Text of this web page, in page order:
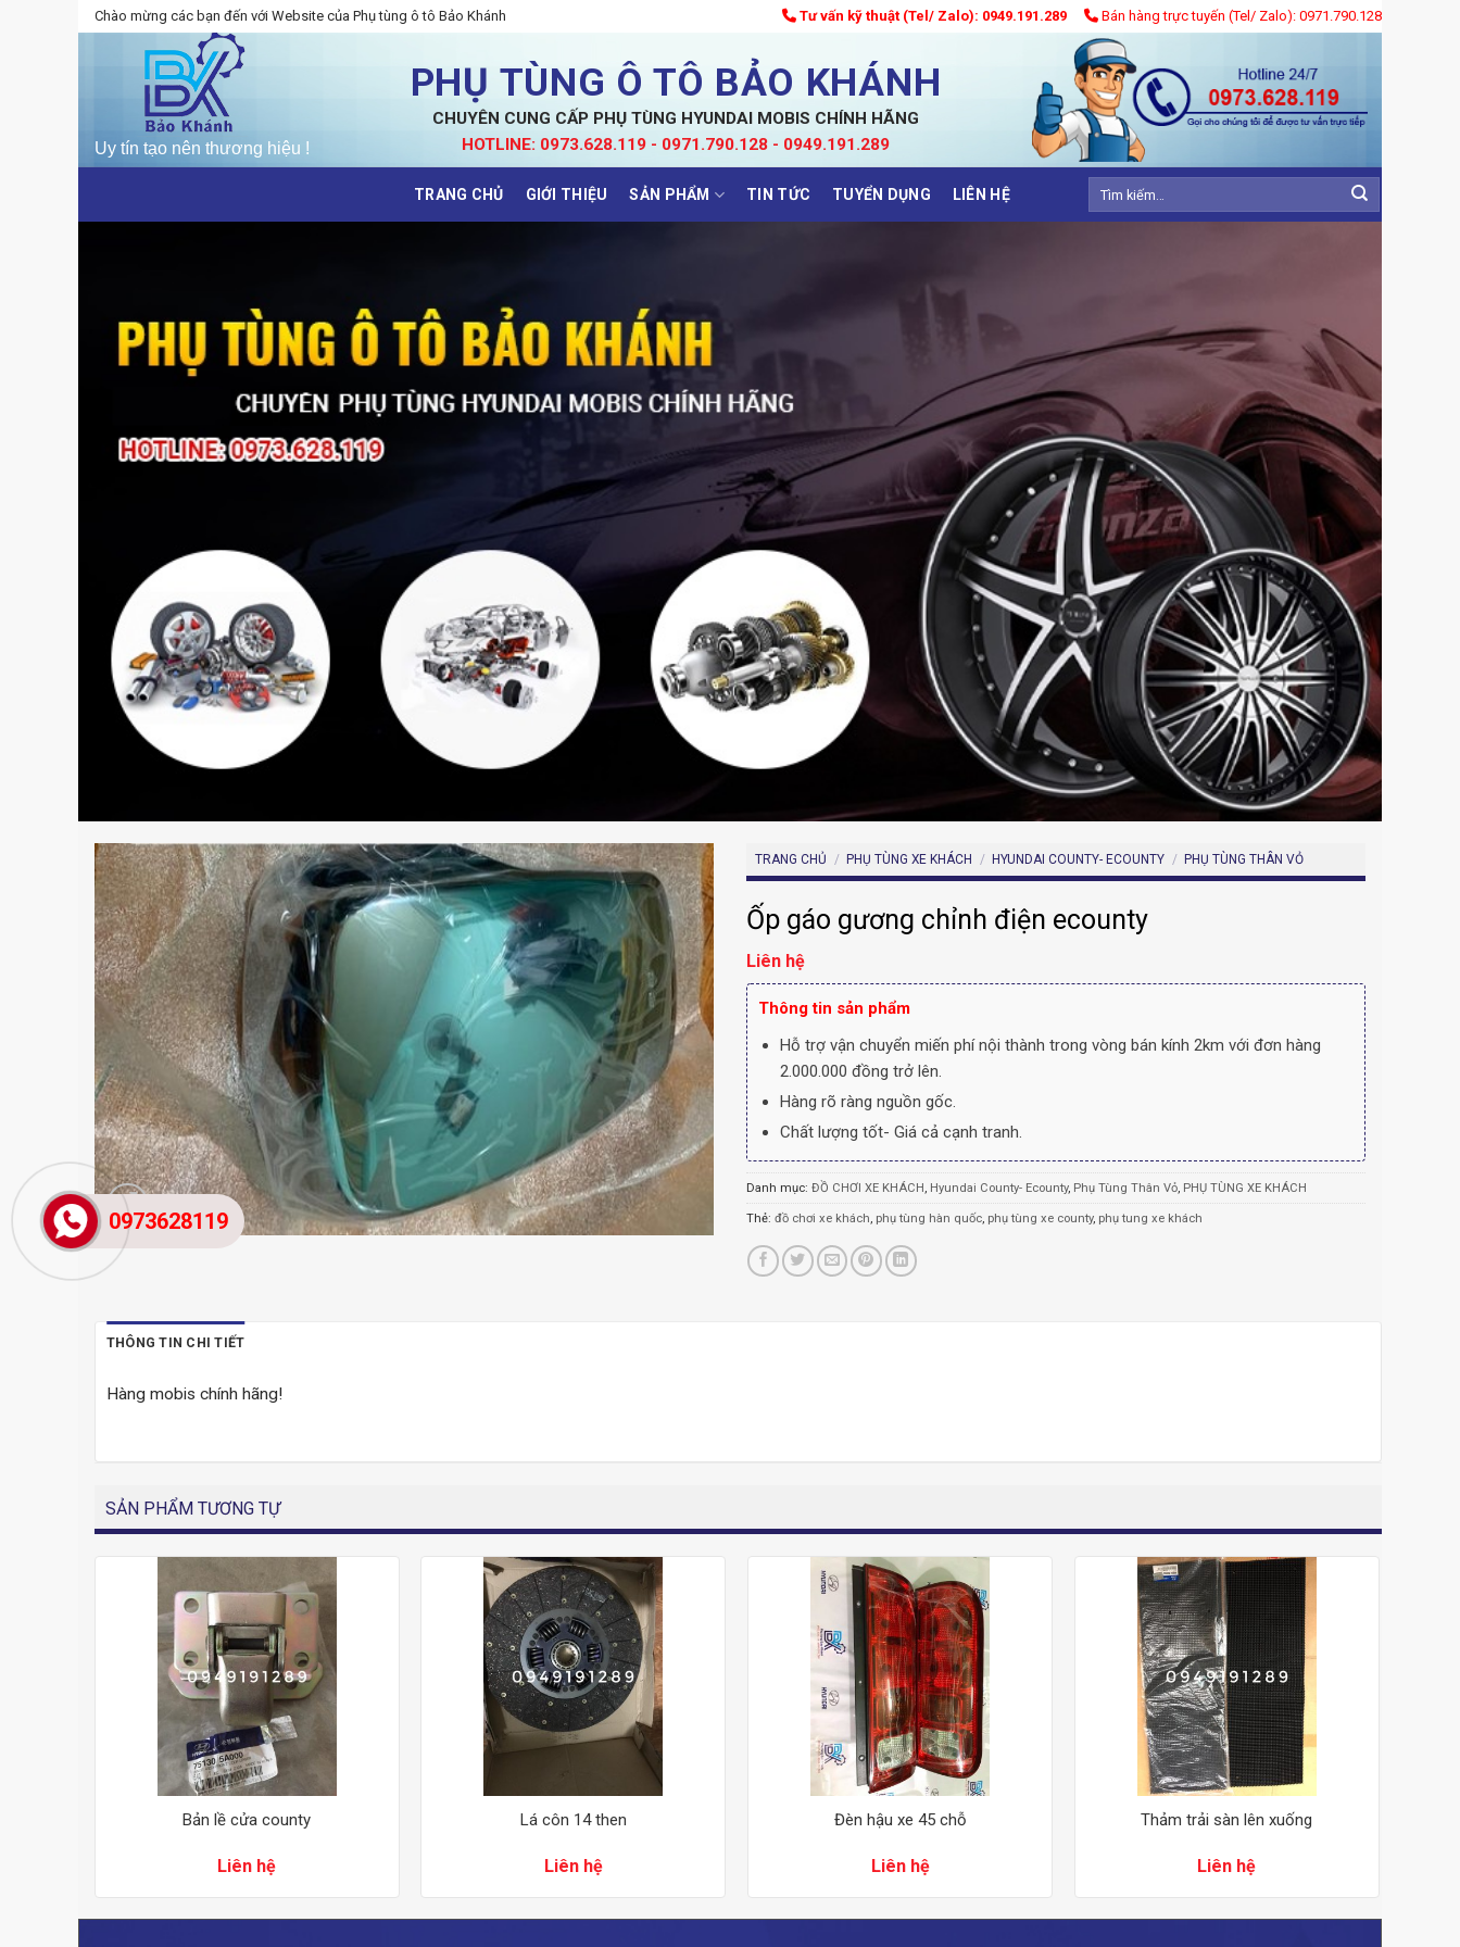
Skip
to
Chào mừng các bạn đến với Website của Phụ tùng ô tô Bảo Khánh Tư vấn kỹ thuật (Tel/ Zalo): 0949.191.289 Bán hàng trực tuyến (Tel/ Zalo): 0971.790.128
PHỤ TÙNG Ô TÔ BẢO KHÁNH
CHUYÊN CUNG CẤP PHỤ TÙNG HYUNDAI MOBIS CHÍNH HÃNG
HOTLINE: 0973.628.119 - 0971.790.128 - 0949.191.289
TRANG CHỦ GIỚI THIỆU SẢN PHẨM TIN TỨC TUYỂN DỤNG LIÊN HỆ
Tìm
TRANG CHỦ / PHỤ TÙNG XE KHÁCH / HYUNDAI COUNTY- ECOUNTY / PHỤ TÙNG THÂN VỎ
Ốp gáo gương chỉnh điện ecounty
Liên hệ
Thông tin sản phẩm
Hỗ trợ vận chuyển miến phí nội thành trong vòng bán kính 2km với đơn hàng
2.000.000 đồng trở lên.
Hàng rõ ràng nguồn gốc.
Chất lượng tốt- Giá cả cạnh tranh.
Danh mục: ĐỒ CHƠI XE KHÁCH, Hyundai County- Ecounty, Phụ Tùng Thân Vỏ, PHỤ TÙNG XE KHÁCH
Thẻ: đồ chơi xe khách, phụ tùng hàn quốc, phụ tùng xe county, phụ tung xe khách
THÔNG TIN CHI TIẾT
Hàng mobis chính hãng!
SẢN PHẨM TƯƠNG TỰ
Bản lề cửa county
Liên hệ
Lá côn 14 then
Liên hệ
Đèn hậu xe 45 chỗ
Liên hệ
Thảm trải sàn lên xuống
Liên hệ
0973628119